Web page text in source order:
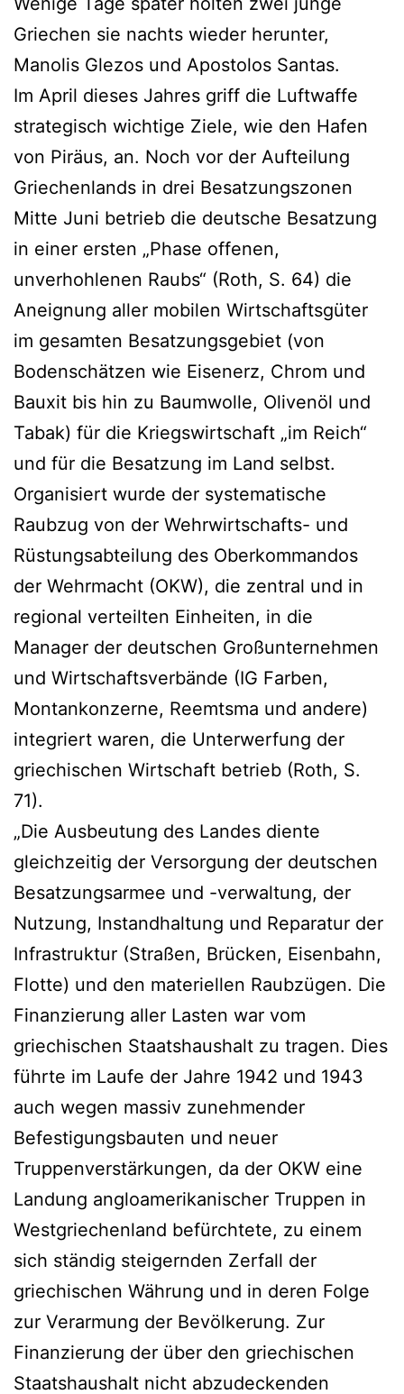
Griechen sie nachts wieder herunter,
Manolis Glezos und Apostolos Santas.
Im April dieses Jahres griff die Luftwaffe
strategisch wichtige Ziele, wie den Hafen
von Piräus, an. Noch vor der Aufteilung
Griechenlands in drei Besatzungszonen
Mitte Juni betrieb die deutsche Besatzung
in einer ersten „Phase offenen,
unverhohlenen Raubs“ (Roth, S. 64) die
Aneignung aller mobilen Wirtschaftsgüter
im gesamten Besatzungsgebiet (von
Bodenschätzen wie Eisenerz, Chrom und
Bauxit bis hin zu Baumwolle, Olivenöl und
Tabak) für die Kriegswirtschaft „im Reich“
und für die Besatzung im Land selbst.
Organisiert wurde der systematische
Raubzug von der Wehrwirtschafts- und
Rüstungsabteilung des Oberkommandos
der Wehrmacht (OKW), die zentral und in
regional verteilten Einheiten, in die
Manager der deutschen Großunternehmen
und Wirtschaftsverbände (IG Farben,
Montankonzerne, Reemtsma und andere)
integriert waren, die Unterwerfung der
griechischen Wirtschaft betrieb (Roth, S.
71).
„Die Ausbeutung des Landes diente
gleichzeitig der Versorgung der deutschen
Besatzungsarmee und -verwaltung, der
Nutzung, Instandhaltung und Reparatur der
Infrastruktur (Straßen, Brücken, Eisenbahn,
Flotte) und den materiellen Raubzügen. Die
Finanzierung aller Lasten war vom
griechischen Staatshaushalt zu tragen. Dies
führte im Laufe der Jahre 1942 und 1943
auch wegen massiv zunehmender
Befestigungsbauten und neuer
Truppenverstärkungen, da der OKW eine
Landung angloamerikanischer Truppen in
Westgriechenland befürchtete, zu einem
sich ständig steigernden Zerfall der
griechischen Währung und in deren Folge
zur Verarmung der Bevölkerung. Zur
Finanzierung der über den griechischen
Staatshaushalt nicht abzudeckenden